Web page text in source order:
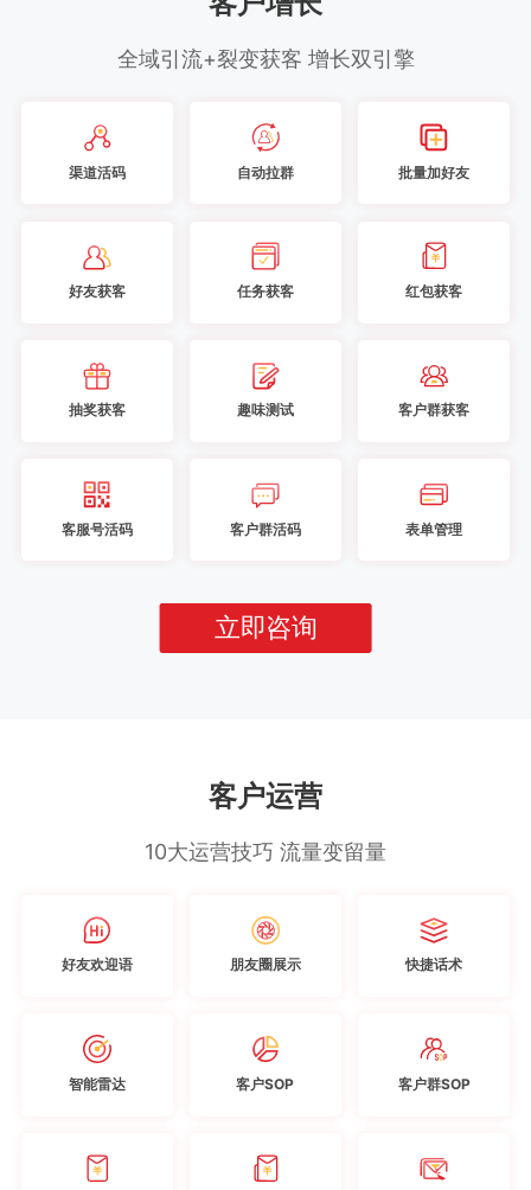
全域引流+裂变获客 增长双引擎
渠道活码 自动拉群 批量加好友
好友获客 任务获客 红包获客
抽奖获客 趣味测试 客户群获客
客服号活码 客户群活码 表单管理
立即咨询
客户运营
10大运营技巧 流量变留量
好友欢迎语 朋友圈展示 快捷话术
智能雷达 客户SOP 客户群SOP